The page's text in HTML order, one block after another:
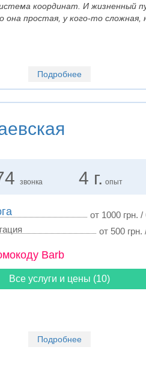
координат. И жизненный
она простая, у кого-то сложная,
Подробнее
звонка 4 г. опыт
от 1000 грн.
от 500
Barb
Все услуги и цены (10)
Подробнее